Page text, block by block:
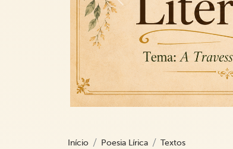
Previous
Início Poesia Lírica Textos